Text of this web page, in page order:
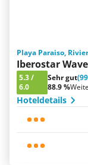
Playa Paraiso,
Iberostar
5.3/
6.0
Sehr gut
88.9 %
Hoteldetails